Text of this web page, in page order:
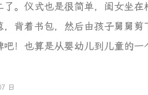
了。仪式也是很简单，闺女坐在
，背着书包，然后由孩子舅舅
！也算是从婴幼儿到儿童的一
日